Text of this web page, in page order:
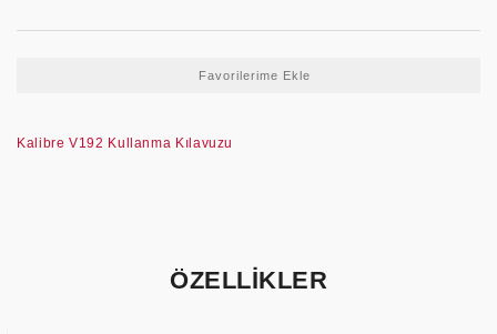
Kalibre V192 Kullanma Kılavuzu
ÖZELLİKLER